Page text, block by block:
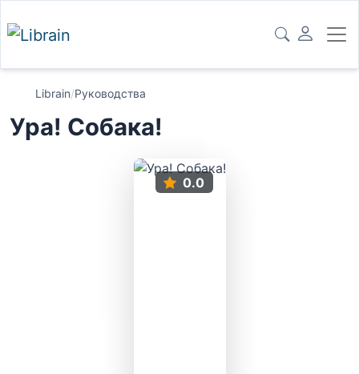
Librain/Руководства
Ура! Собака!
0.0